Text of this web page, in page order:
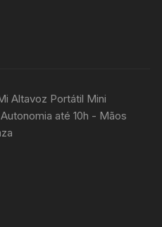
Altavoz Portátil Mini
até 10h - Mãos